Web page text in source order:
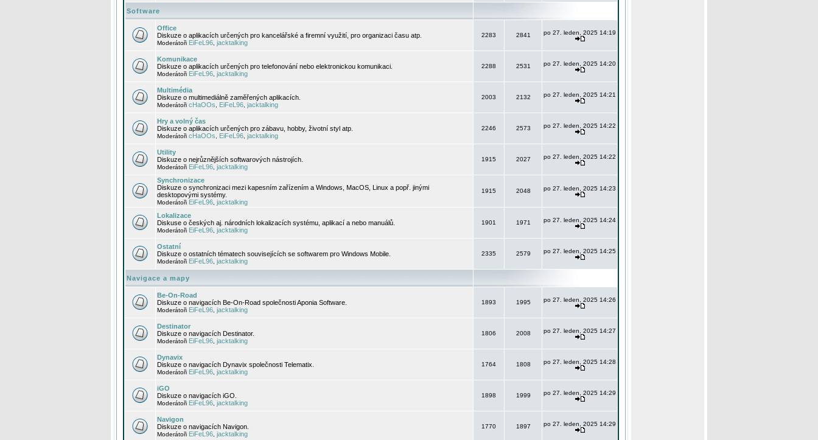
Software
Office
Diskuze o aplikacích určených pro kancelářské a firemní využití, pro organizaci času atp.
Moderátoři EiFeL96 jacktalking
2283 2841 po 27. leden, 2025 14:19
Komunikace
Diskuze o aplikacích určených pro telefonování nebo elektronickou komunikaci.
Moderátoři EiFeL96 jacktalking
2288 2531 po 27. leden, 2025 14:20
Multimédia
Diskuze o multimediálně zaměřených aplikacích.
Moderátoři cHaOOs EiFeL96 jacktalking
2003 2132 po 27. leden, 2025 14:21
Hry a volný čas
Diskuze o aplikacích určených pro zábavu, hobby, životní styl atp.
Moderátoři cHaOOs EiFeL96 jacktalking
2246 2573 po 27. leden, 2025 14:22
Utility
Diskuze o nejrůznějších softwarových nástrojích.
Moderátoři EiFeL96 jacktalking
1915 2027 po 27. leden, 2025 14:22
Synchronizace
Diskuze o synchronizaci mezi kapesním zařízením a Windows, MacOS, Linux a popř. jinými
desktopovými systémy.
Moderátoři EiFeL96 jacktalking
1915 2048 po 27. leden, 2025 14:23
Lokalizace
Diskuse o českých aj. národních lokalizacích systému, aplikací a nebo manuálů.
Moderátoři EiFeL96 jacktalking
1901 1971 po 27. leden, 2025 14:24
Ostatní
Diskuze o ostatních tématech souvisejících se softwarem pro Windows Mobile.
Moderátoři EiFeL96 jacktalking
2335 2579 po 27. leden, 2025 14:25
Navigace a mapy
Be-On-Road
Diskuze o navigacích Be-On-Road společnosti Aponia Software.
Moderátoři EiFeL96 jacktalking
1893 1995 po 27. leden, 2025 14:26
Destinator
Diskuze o navigacích Destinator.
Moderátoři EiFeL96 jacktalking
1806 2008 po 27. leden, 2025 14:27
Dynavix
Diskuze o navigacích Dynavix společnosti Telematix.
Moderátoři EiFeL96 jacktalking
1764 1808 po 27. leden, 2025 14:28
iGO
Diskuze o navigacích iGO.
Moderátoři EiFeL96 jacktalking
1898 1999 po 27. leden, 2025 14:29
Navigon
Diskuze o navigacích Navigon.
Moderátoři EiFeL96 jacktalking
1770 1897 po 27. leden, 2025 14:29